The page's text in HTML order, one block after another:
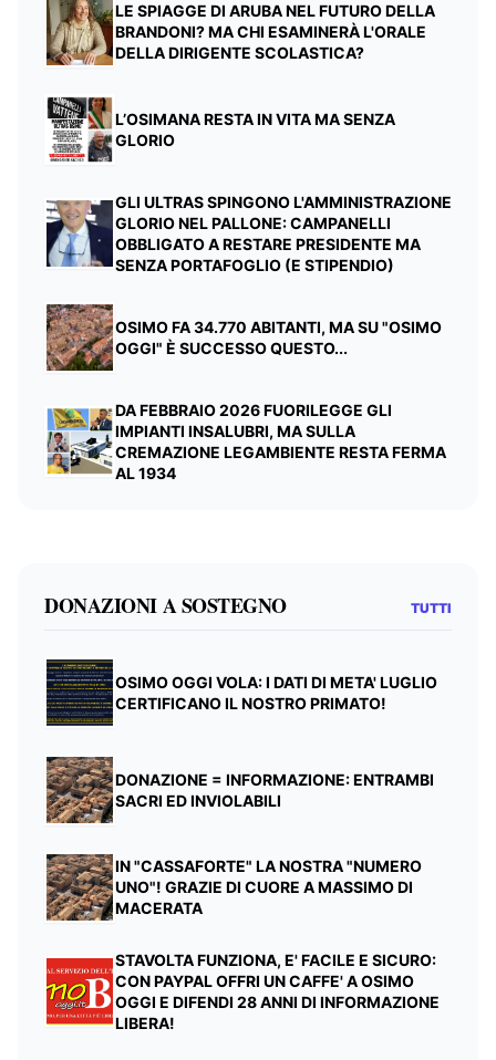
LE SPIAGGE DI ARUBA NEL FUTURO DELLA
BRANDONI? MA CHI ESAMINERÀ L'ORALE
DELLA DIRIGENTE SCOLASTICA?
L’OSIMANA RESTA IN VITA MA SENZA
GLORIO
GLI ULTRAS SPINGONO L'AMMINISTRAZIONE
GLORIO NEL PALLONE: CAMPANELLI
OBBLIGATO A RESTARE PRESIDENTE MA
SENZA PORTAFOGLIO (E STIPENDIO)
OSIMO FA 34.770 ABITANTI, MA SU "OSIMO
OGGI" È SUCCESSO QUESTO...
DA FEBBRAIO 2026 FUORILEGGE GLI
IMPIANTI INSALUBRI, MA SULLA
CREMAZIONE LEGAMBIENTE RESTA FERMA
AL 1934
DONAZIONI A SOSTEGNO TUTTI
OSIMO OGGI VOLA: I DATI DI META' LUGLIO
CERTIFICANO IL NOSTRO PRIMATO!
DONAZIONE = INFORMAZIONE: ENTRAMBI
SACRI ED INVIOLABILI
IN "CASSAFORTE" LA NOSTRA "NUMERO
UNO"! GRAZIE DI CUORE A MASSIMO DI
MACERATA
STAVOLTA FUNZIONA, E' FACILE E SICURO:
CON PAYPAL OFFRI UN CAFFE' A OSIMO
OGGI E DIFENDI 28 ANNI DI INFORMAZIONE
LIBERA!